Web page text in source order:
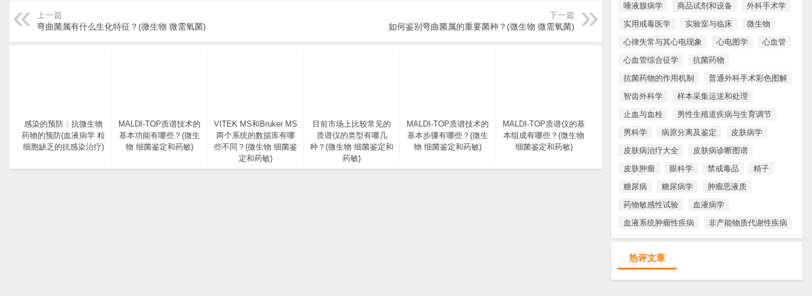
唾液腺病学
商品试剂和设备
外科手术学
实用戒毒医学
实验室与临床
微生物
心律失常与其心电现象
心电图学
心血管
心血管综合征学
抗菌药物
抗菌药物的作用机制
普通外科手术彩色图解
智齿外科学
样本采集运送和处理
止血与血栓
男性生殖道疾病与生育调节
男科学
病原分离及鉴定
皮肤病学
皮肤病治疗大全
皮肤病诊断图谱
皮肤肿瘤
眼科学 禁戒毒品
精子
糖尿病
糖尿病学
肿瘤恶液质
药物敏感性试验
血液病学
血液系统肿瘤性疾病
非产能物质代谢性疾病
热评文章
上一篇
弯曲菌属有什么生化特征？(微生物 微需氧菌)
下一篇
如何鉴别弯曲菌属的重要菌种？(微生物 微需氧菌)
感染的预防：抗微生物
药物的预防(血液病学 粒
细胞缺乏的抗感染治疗)
MALDI-TOP质谱技术的
基本功能有哪些？(微生
物 细菌鉴定和药敏)
VITEK MS和Bruker MS
两个系统的数据库有哪
些不同？(微生物 细菌鉴
定和药敏)
目前市场上比较常见的
质谱仪的类型有哪几
种？(微生物 细菌鉴定和
药敏)
MALDI-TOP质谱技术的
基本步骤有哪些？(微生
物 细菌鉴定和药敏)
MALDI-TOP质谱仪的基
本组成有哪些？(微生物
细菌鉴定和药敏)